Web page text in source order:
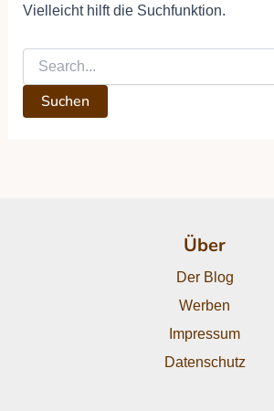
Vielleicht hilft die Suchfunktion.
Über
Der Blog
Werben
Impressum
Datenschutz